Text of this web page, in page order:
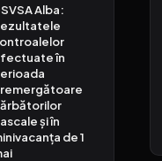
Alba:
în
și în
de 1